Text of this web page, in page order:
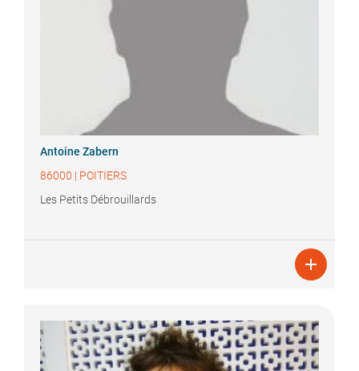
Antoine Zabern
86000 | POITIERS
Les Petits Débrouillards
